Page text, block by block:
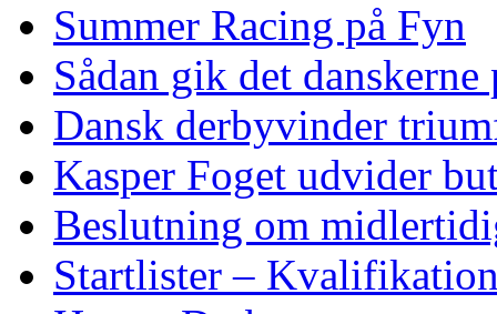
Summer Racing på Fyn
Sådan gik det
Dansk derbyvinder
Kasper Foget udvider
Beslutning om
Startlister –